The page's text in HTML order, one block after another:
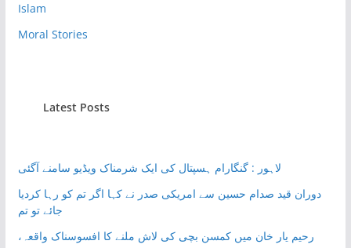
Islam
Moral Stories
Latest Posts
لاہور : گنگارام ہسپتال کی ایک شرمناک ویڈیو سامنے آگئی
دوران قید صدام حسین سے امریکی صدر نے کہا اگر تم کو رہا کردیا
جائے تو تم
رحیم یار خان میں کمسن بچی کی لاش ملنے کا افسوسناک واقعہ،